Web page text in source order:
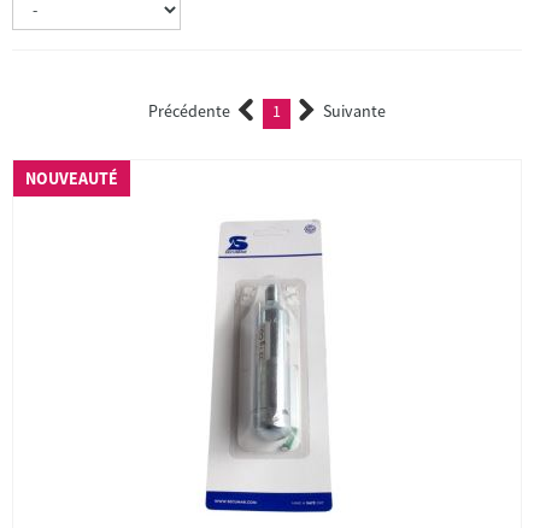
Précédente 1 (current)Suivante
NOUVEAUTÉ